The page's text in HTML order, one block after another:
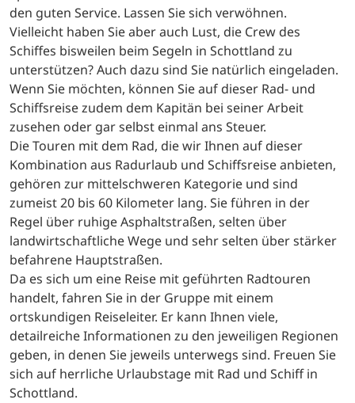
den guten Service. Lassen Sie sich verwöhnen.
Vielleicht haben Sie aber auch Lust, die Crew des
Schiffes bisweilen beim Segeln in Schottland zu
unterstützen? Auch dazu sind Sie natürlich eingeladen.
Wenn Sie möchten, können Sie auf dieser Rad- und
Schiffsreise zudem dem Kapitän bei seiner Arbeit
zusehen oder gar selbst einmal ans Steuer.
Die Touren mit dem Rad, die wir Ihnen auf dieser
Kombination aus Radurlaub und Schiffsreise anbieten,
gehören zur mittelschweren Kategorie und sind
zumeist 20 bis 60 Kilometer lang. Sie führen in der
Regel über ruhige Asphaltstraßen, selten über
landwirtschaftliche Wege und sehr selten über stärker
befahrene Hauptstraßen.
Da es sich um eine Reise mit geführten Radtouren
handelt, fahren Sie in der Gruppe mit einem
ortskundigen Reiseleiter. Er kann Ihnen viele,
detailreiche Informationen zu den jeweiligen Regionen
geben, in denen Sie jeweils unterwegs sind. Freuen Sie
sich auf herrliche Urlaubstage mit Rad und Schiff in
Schottland.